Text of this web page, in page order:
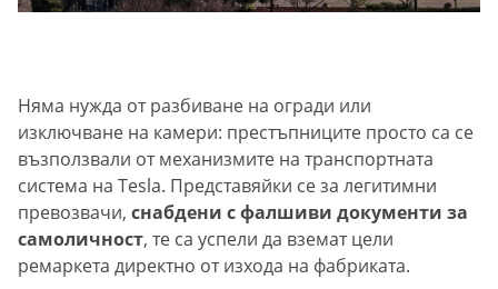
Няма нужда от разбиване на огради или
изключване на камери: престъпниците просто са се
възползвали от механизмите на транспортната
система на Tesla. Представяйки се за легитимни
превозвачи, снабдени с фалшиви документи за
самоличност, те са успели да вземат цели
ремаркета директно от изхода на фабриката.